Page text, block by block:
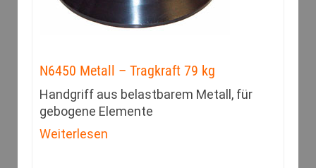
N6450 Metall – Tragkraft 79 kg
Handgriff aus belastbarem Metall, für
gebogene Elemente
Weiterlesen